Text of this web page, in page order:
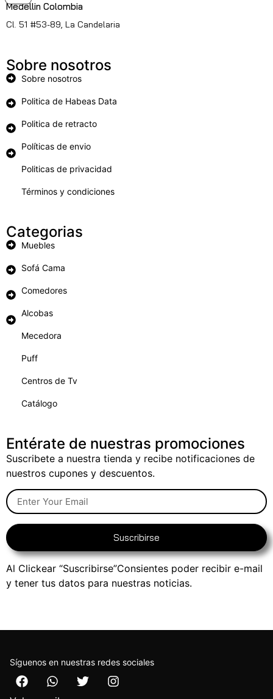
Medellin Colombia
Cl. 51 #53-89, La Candelaria
Sobre nosotros
Sobre nosotros
Politica de Habeas Data
Politica de retracto
Políticas de envio
Politicas de privacidad
Términos y condiciones
Categorias
Muebles
Sofá Cama
Comedores
Alcobas
Mecedora
Puff
Centros de Tv
Catálogo
Entérate de nuestras promociones
Suscribete a nuestra tienda y recibe notificaciones de
nuestros cupones y descuentos.
Suscribirse
Al Clickear “Suscribirse”Consientes poder recibir e-mail
y tener tus datos para nuestras noticias.
Síguenos en nuestras redes sociales